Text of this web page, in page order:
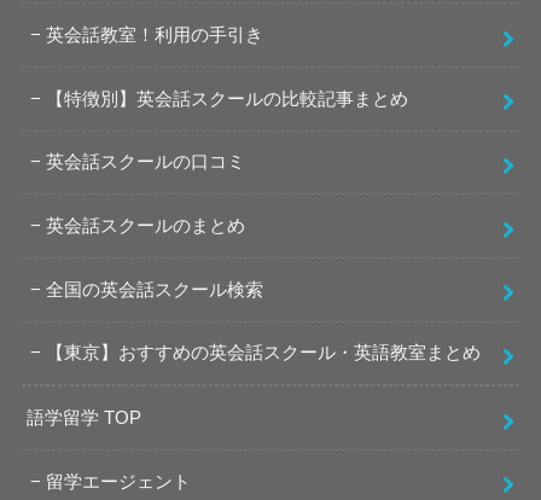
英会話教室！利用の手引き
【特徴別】英会話スクールの比較記事まとめ
英会話スクールの口コミ
英会話スクールのまとめ
全国の英会話スクール検索
【東京】おすすめの英会話スクール・英語教室まとめ
語学留学 TOP
留学エージェント